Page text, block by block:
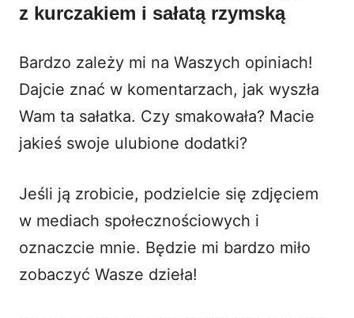
z kurczakiem i sałatą rzymską
Bardzo zależy mi na Waszych opiniach!
Dajcie znać w komentarzach, jak wyszła
Wam ta sałatka. Czy smakowała? Macie
jakieś swoje ulubione dodatki?
Jeśli ją zrobicie, podzielcie się zdjęciem
w mediach społecznościowych i
oznaczcie mnie. Będzie mi bardzo miło
zobaczyć Wasze dzieła!